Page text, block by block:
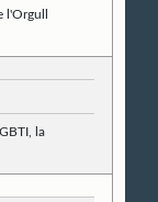
l'Orgull
la